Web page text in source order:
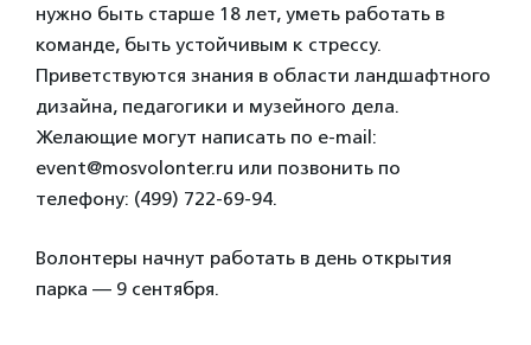
нужно быть старше 18 лет, уметь работать в
команде, быть устойчивым к стрессу.
Приветствуются знания в области ландшафтного
дизайна, педагогики и музейного дела.
Желающие могут написать по e-mail:
event@mosvolonter.ru или позвонить по
телефону: (499) 722-69-94.
Волонтеры начнут работать в день открытия
парка — 9 сентября.